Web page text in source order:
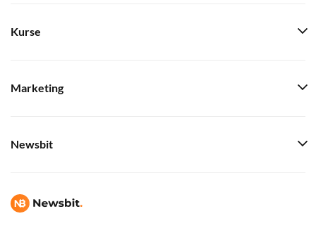
Kurse
Marketing
Newsbit